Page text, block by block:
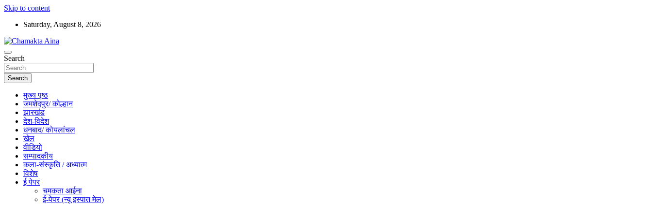
Skip to content
Saturday, August 8, 2026
Chamakta Aina
Hindi News Paper – Jharkhand
Search
Search
मुख्य पृष्ठ
जमशेदपुर/ कोल्हान
झारखंड
देश-विदेश
धनबाद/ कोयलांचल
खेल
वीडियो
सम्पादकीय
कला-संस्कृति / अध्यात्म
विशेष
ई पेपर
चमकता आईना
ई-पेपर (न्यू इस्पात मेल)